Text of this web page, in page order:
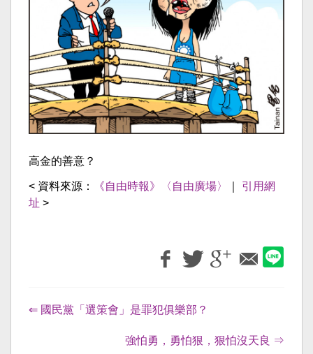
高金的善意？
< 資料來源： 《自由時報》〈自由廣場〉
引用網
址 >
⇐ 國民黨「選策會」是罪犯俱樂部？
強怕勇，勇怕狠，狠怕沒天良 ⇒